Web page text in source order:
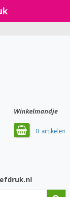
Winkelmandje
0